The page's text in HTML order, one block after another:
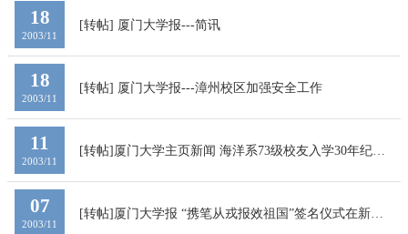
18
2003/11
[转帖] 厦门大学报---简讯
18
2003/11
[转帖] 厦门大学报---漳州校区加强安全工作
11
2003/11
[转帖]厦门大学主页新闻 海洋系73级校友入学30年纪念
07
2003/11
[转帖]厦门大学报 “携笔从戎报效祖国”签名仪式在新校